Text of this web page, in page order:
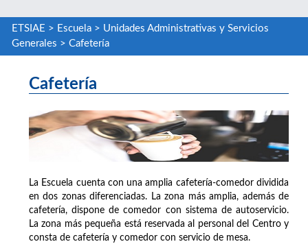
ETSIAE > Escuela> Unidades Administrativas y Servicios
Generales > Cafetería
Cafetería
La Escuela cuenta con una amplia cafetería-comedor dividida
en dos zonas diferenciadas. La zona más amplia, además de
cafetería, dispone de comedor con sistema de autoservicio.
La zona más pequeña está reservada al personal del Centro y
consta de cafetería y comedor con servicio de mesa.